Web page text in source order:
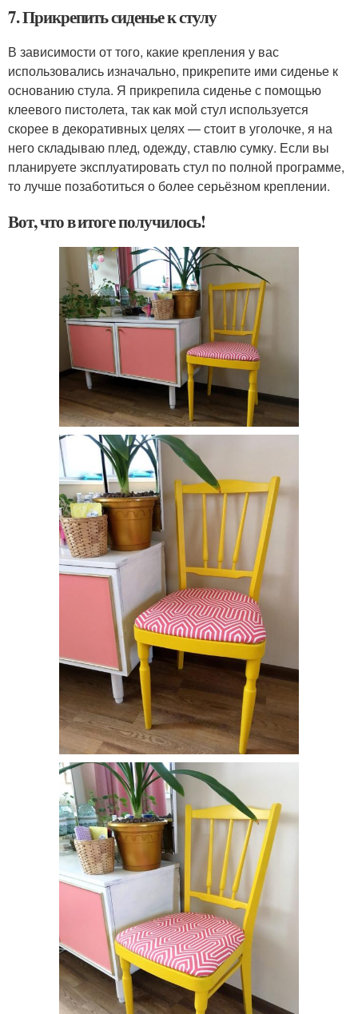
7. Прикрепить сиденье к стулу
В зависимости от того, какие крепления у вас
использовались изначально, прикрепите ими сиденье к
основанию стула. Я прикрепила сиденье с помощью
клеевого пистолета, так как мой стул используется
скорее в декоративных целях — стоит в уголочке, я на
него складываю плед, одежду, ставлю сумку. Если вы
планируете эксплуатировать стул по полной программе,
то лучше позаботиться о более серьёзном креплении.
Вот, что в итоге получилось!